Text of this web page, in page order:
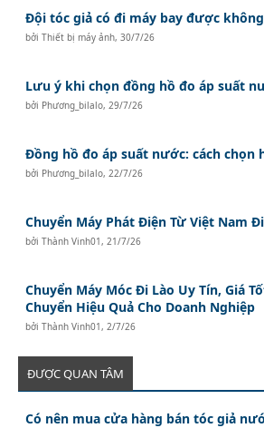
Đội tóc giả có đi máy bay được
bởiThiết bị máy ảnh,30/7/26
Lưu ý khi chọn đồng hồ đo áp suất
bởi Phương_bilalo,29/7/26
Đồng hồ đo áp suất nước: cách chọn
bởi Phương_bilalo,22/7/26
Chuyển Máy Phát Điện Từ Việt Nam
bởiThành Vinh01,21/7/26
Chuyển Máy Móc Đi Lào Uy Tín, Giá
Chuyển Hiệu Quả Cho Doanh Nghiệp
bởiThành Vinh01,2/7/26
ĐƯỢC QUAN TÂM
Có nên mua cửa hàng bán tóc giả